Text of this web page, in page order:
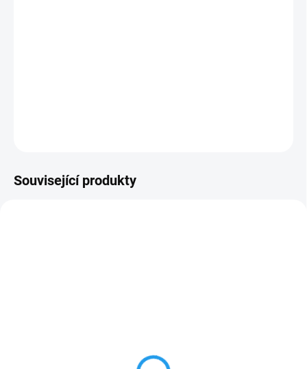
Související produkty